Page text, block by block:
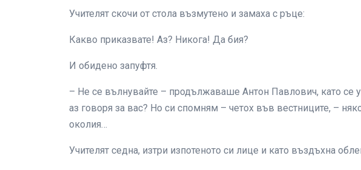
Учителят скочи от стола възмутено и замаха с ръце:
Какво приказвате! Аз? Никога! Да бия?
И обидено запуфтя.
– Не се вълнувайте – продължаваше Антон Павлович, като се
аз говоря за вас? Но си спомням – четох във вестниците, –
околия…
Учителят седна, изтри изпотеното си лице и като въздъхна